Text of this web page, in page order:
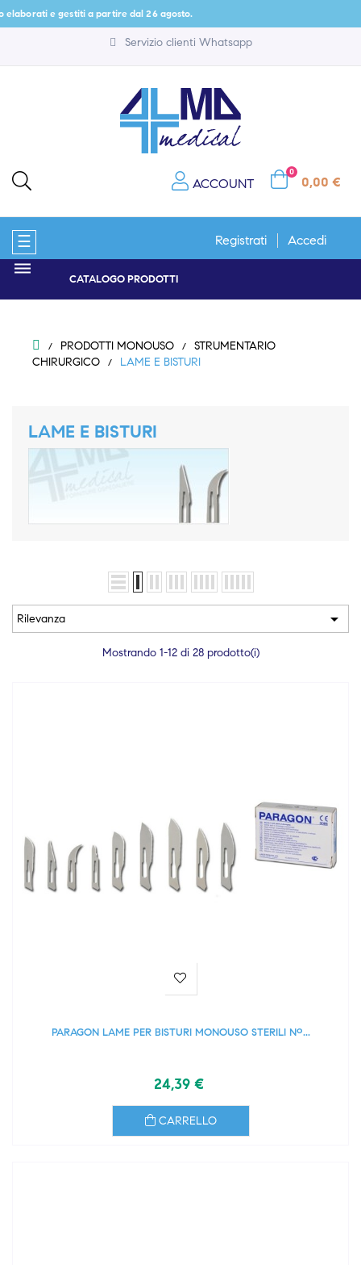
e gestiti a partire dal 26 agosto.
Servizio clienti Whatsapp
ACCOUNT
0
0,00 €
navigazione
Toggle
☰ Registrati Accedi
CATALOGO PRODOTTI
PRODOTTI MONOUSO
STRUMENTARIO
CHIRURGICO
LAME E BISTURI
LAME E BISTURI
Rilevanza 
Mostrando 1-12 di 28 prodotto(i)
PARAGON LAME PER BISTURI MONOUSO STERILI Nº...
24,39 €
CARRELLO